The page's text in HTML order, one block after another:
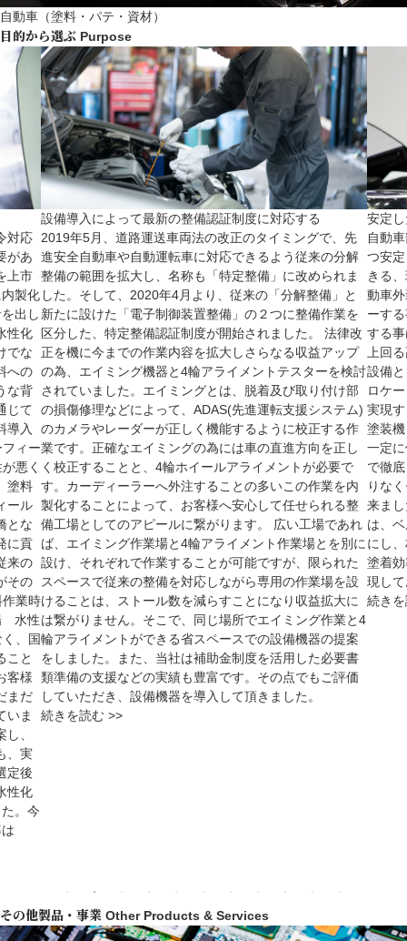
自動車（塗料・パテ・資材）
目的から選ぶ Purpose
対応
があ
上市
製化
出し
性化
でな
への
な背
じて
導入
ィー
悪く
塗料
ール
とな
に貢
来の
その
業時
水性
、国
こと
客様
まだ
いま
、
、実
定後
性化
。今
設備導入によって最新の整備認証制度に対応する
2019年5月、道路運送車両法の改正のタイミングで、先
進安全自動車や自動運転車に対応できるよう従来の分解
整備の範囲を拡大し、名称も「特定整備」に改められま
した。そして、2020年4月より、従来の「分解整備」と
新たに設けた「電子制御装置整備」の２つに整備作業を
区分した、特定整備認証制度が開始されました。 法律改
正を機に今までの作業内容を拡大しさらなる収益アップ
の為、エイミング機器と4輪アライメントテスターを検討
されていました。エイミングとは、脱着及び取り付け部
の損傷修理などによって、ADAS(先進運転支援システム)
のカメラやレーダーが正しく機能するように校正する作
業です。正確なエイミングの為には車の直進方向を正し
く校正することと、4輪ホイールアライメントが必要で
す。カーディーラーへ外注することの多いこの作業を内
製化することによって、お客様へ安心して任せられる整
備工場としてのアピールに繋がります。 広い工場であれ
ば、エイミング作業場と4輪アライメント作業場とを別に
設け、それぞれで作業することが可能ですが、限られた
スペースで従来の整備を対応しながら専用の作業場を設
けることは、ストール数を減らすことになり収益拡大に
は繋がりません。そこで、同じ場所でエイミング作業と4
輪アライメントができる省スペースでの設備機器の提案
をしました。また、当社は補助金制度を活用した必要書
類準備の支援などの実績も豊富です。その点でもご評価
していただき、設備機器を導入して頂きました。
続きを読む >>
安定
自動
つ安
きる
動車
ーす
する
上回
設備
ロケ
実現
塗装
一定
で徹
りな
来ま
は、
にし
塗着
現し
続き
その他製品・事業 Other Products & Services